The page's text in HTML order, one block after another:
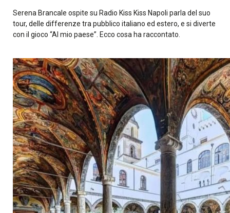
Serena Brancale ospite su Radio Kiss Kiss Napoli parla del suo
tour, delle differenze tra pubblico italiano ed estero, e si diverte
con il gioco “Al mio paese”. Ecco cosa ha raccontato.